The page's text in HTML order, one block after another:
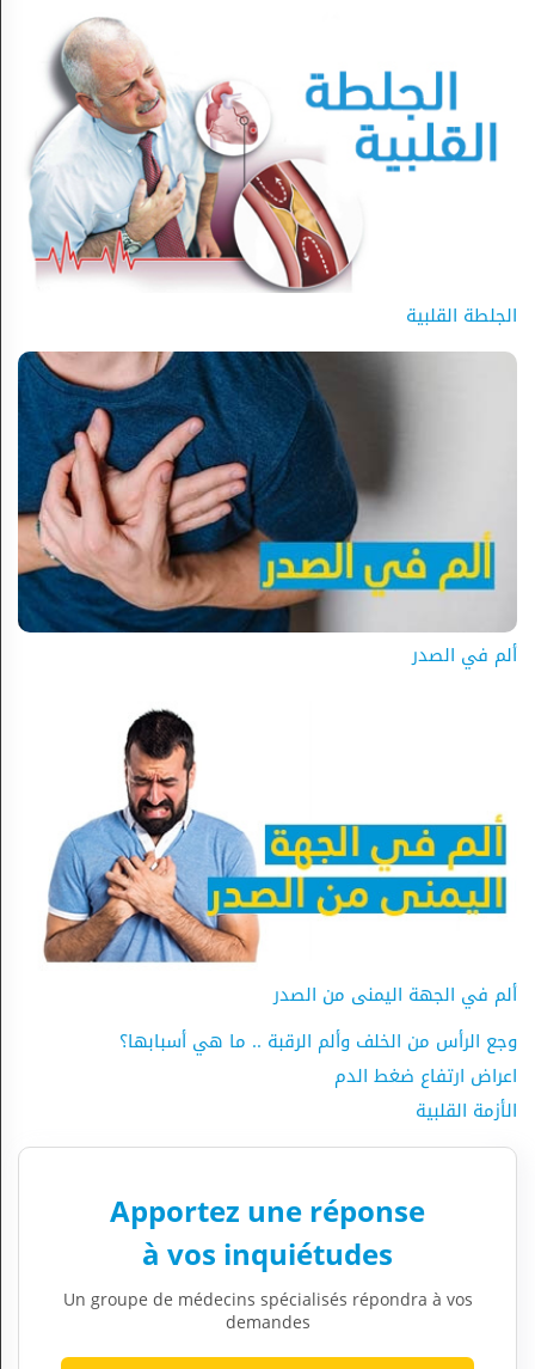
Apportez une réponse
à vos inquiétudes
Un groupe de médecins spécialisés répondra à vos
demandes
الجلطة القلبية
ألم في الصدر
ألم في الجهة اليمنى من الصدر
وجع الرأس من الخلف وألم الرقبة .. ما هي أسبابها؟
اعراض ارتفاع ضغط الدم
الأزمة القلبية